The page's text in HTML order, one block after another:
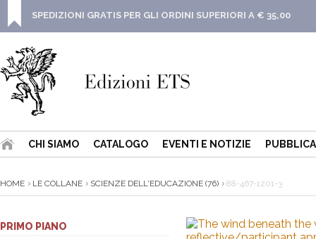
SPEDIZIONI GRATIS PER GLI ORDINI SUPERIORI A € 35,00
CHI SIAMO CATALOGO EVENTI E NOTIZIE
HOME LE COLLANE SCIENZE DELL'EDUCAZIONE (76) 88-467-1201-3
PRIMO PIANO